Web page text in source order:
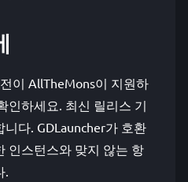
이 AllTheMons이 지원하
인하세요. 최신 릴리스 기
다. GDLauncher가 호환
인스턴스와 맞지 않는 항
.